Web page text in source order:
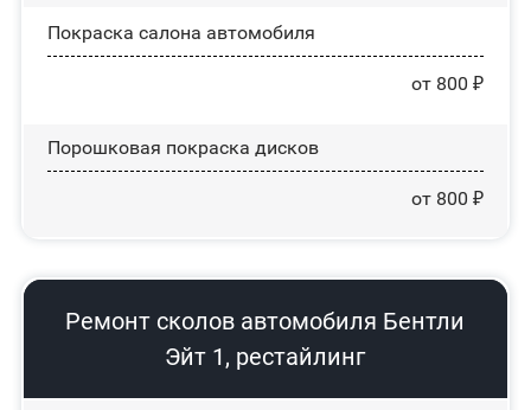
Покраска салона автомобиля
от 800 ₽
Порошковая покраска дисков
от 800 ₽
Ремонт сколов автомобиля Бентли
Эйт 1, рестайлинг